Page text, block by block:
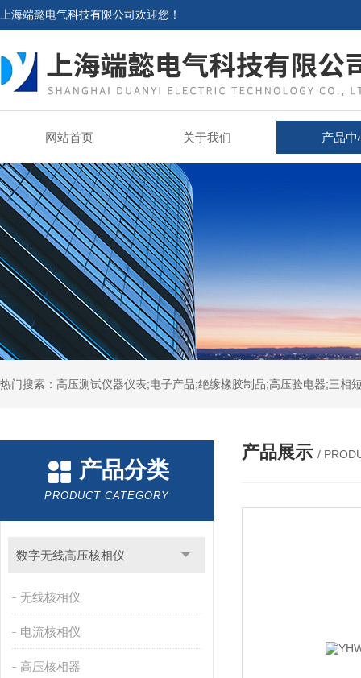
上海端懿电气科技有限公司欢迎您！
网站首页 关于我们 产品中
热门搜索：高压测试仪器仪表;电子产品;绝缘橡胶制品;高压验电器;三
产品分类
PRODUCT CATEGORY
数字无线高压核相仪
无线核相仪
电流核相仪
高压核相器
产品展示 /